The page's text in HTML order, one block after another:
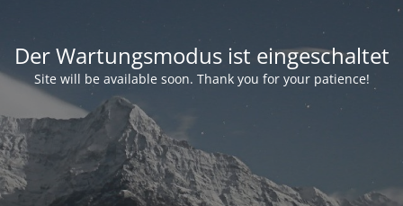
Der Wartungsmodus ist eingeschaltet
Site will be available soon. Thank you for your patience!